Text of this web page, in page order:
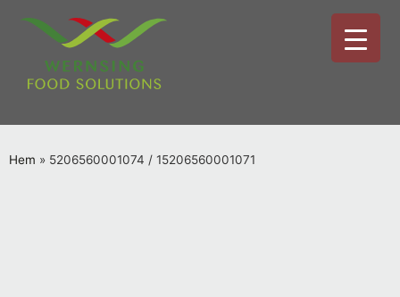
Hem » 5206560001074 / 15206560001071